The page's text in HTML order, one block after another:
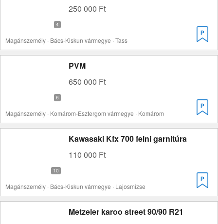
250 000 Ft
Magánszemély · Bács-Kiskun vármegye · Tass
PVM
650 000 Ft
Magánszemély · Komárom-Esztergom vármegye · Komárom
Kawasaki Kfx 700 felni garnitúra
110 000 Ft
Magánszemély · Bács-Kiskun vármegye · Lajosmizse
Metzeler karoo street 90/90 R21